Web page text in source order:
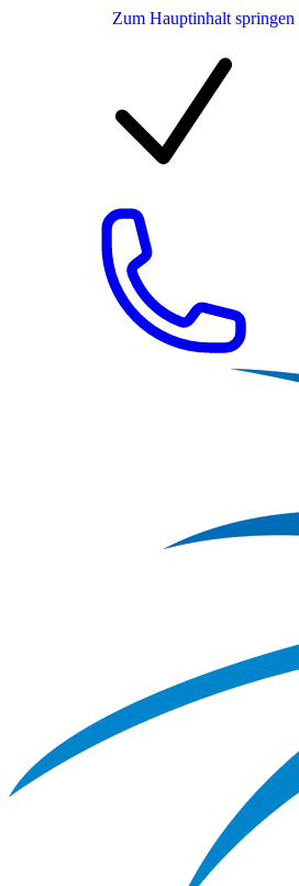
Zum Hauptinhalt springen